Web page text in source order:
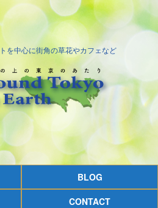
を中心に街角の草花やカフェなど
BLOG
CONTACT